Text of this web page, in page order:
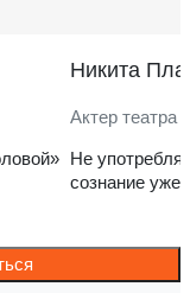
Никита
Актер театра
Не
сознание уже